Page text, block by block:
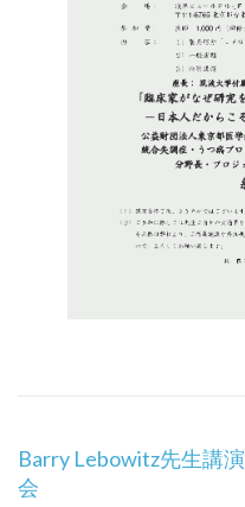
投
稿
Barry Lebowitz先生講演
会